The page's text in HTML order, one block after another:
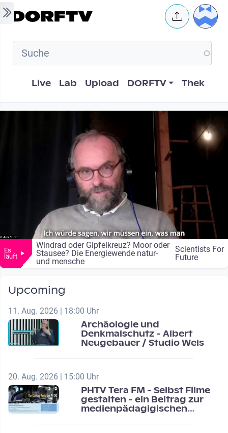
Skip to main content User
Hauptnavigation
Live Lab Upload DORFTV Thek
Es
läuft
Windrad oder Gipfelkreuz? Moor oder
Stausee? Die Energiewende natur-
und mensche
Scientists For
Future
Upcoming
11. Aug. 2026 | 18:00 Uhr
Archäologie und
Denkmalschutz - Albert
Neugebauer / Studio Wels
20. Aug. 2026 | 15:00 Uhr
PHTV Tera FM - Selbst Filme
gestalten - ein Beitrag zur
medienpädagigischen